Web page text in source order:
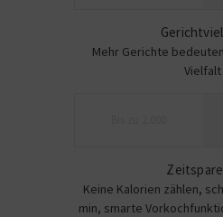
Mehr Gerichte
Vielfalt
Keine Kalorien zählen,
min, smarte